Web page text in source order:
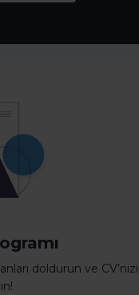
doldurun ve CV’nizi